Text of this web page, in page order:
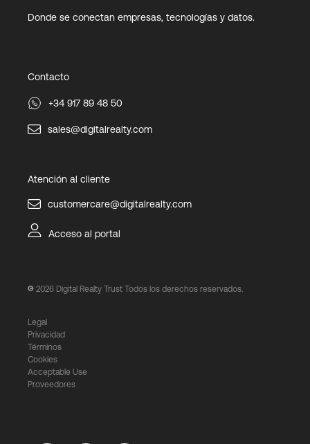
Donde se conectan empresas, tecnologías y datos.
Contacto
+34 917 89 48 50
sales@digitalrealty.com
Atención al cliente
customercare@digitalrealty.com
Acceso al portal
2026 Digital Realty Trust Todos los derechos reservados.
Legal
Privacidad
Términos
Cookies
Acceptable Use
Proveedores